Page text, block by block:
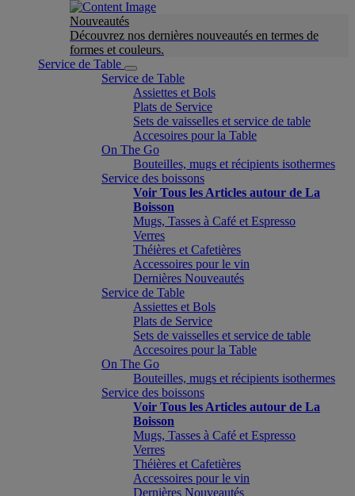
Nouveautés
Découvrez nos dernières nouveautés en termes de
formes et couleurs.
Service de Table
Service de Table
Assiettes et Bols
Plats de Service
Sets de vaisselles et service de table
Accesoires pour la Table
On The Go
Bouteilles, mugs et récipients isothermes
Service des boissons
Voir Tous les Articles autour de La
Boisson
Mugs, Tasses à Café et Espresso
Verres
Théières et Cafetières
Accessoires pour le vin
Dernières Nouveautés
Service de Table
Assiettes et Bols
Plats de Service
Sets de vaisselles et service de table
Accesoires pour la Table
On The Go
Bouteilles, mugs et récipients isothermes
Service des boissons
Voir Tous les Articles autour de La
Boisson
Mugs, Tasses à Café et Espresso
Verres
Théières et Cafetières
Accessoires pour le vin
Dernières Nouveautés